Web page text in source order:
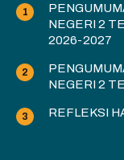
NEGERI 2
2026-2027
NEGERI 2
REFLEKSI